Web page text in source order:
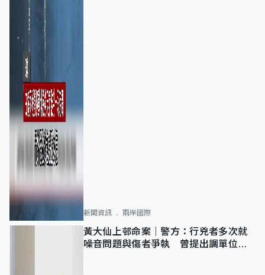
新聞資訊 兩岸國際
黃大仙上邨命案｜警方：行兇者多次就
噪音問題與傷者爭執 曾提出調單位已